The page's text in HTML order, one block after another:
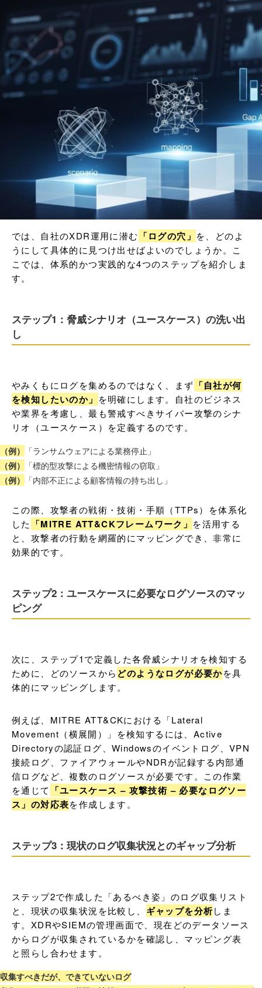
では、自社のXDR運用に潜む 「ログの穴」 を、どのよ
うにして具体的に見つけ出せばよいのでしょうか。こ
こでは、体系的かつ実践的な4つのステップを紹介しま
す。
ステップ1：脅威シナリオ（ユースケース）の洗い出
し
やみくもにログを集めるのではなく、まず 「自社が何
を検知したいのか」 を明確にします。自社のビジネス
や業界を考慮し、最も警戒すべきサイバー攻撃のシナ
リオ（ユースケース）を定義するのです。
（例）
「ランサムウェアによる業務停止」
（例）
「標的型攻撃による機密情報の窃取」
（例）
「内部不正による顧客情報の持ち出し」
この際、攻撃者の戦術・技術・手順（TTPs）を体系化
した
「MITRE ATT&CKフレームワーク」 を活用する
と、攻撃者の行動を網羅的にマッピングでき、非常に
効果的です。
ステップ2：ユースケースに必要なログソースのマッ
ピング
次に、ステップ1で定義した各脅威シナリオを検知する
ために、どのソースから どのようなログが必要かを具
体的にマッピングします。
例えば、MITRE ATT&CKにおける「Lateral
Movement（横展開）」を検知するには、Active
Directoryの認証ログ、Windowsのイベントログ、VPN
接続ログ、ファイアウォールやNDRが記録する内部通
信ログなど、複数のログソースが必要です。この作業
を通じて
「ユースケース – 攻撃技術 – 必要なログソー
ス」の対応表を作成します。
ステップ3：現状のログ収集状況とのギャップ分析
ステップ2で作成した「あるべき姿」のログ収集リスト
と、現状の収集状況を比較し、 ギャップを分析しま
す。XDRやSIEMの管理画面で、現在どのデータソース
からログが収集されているかを確認し、マッピング表
と照らし合わせます。
収集すべきだが、できていないログ